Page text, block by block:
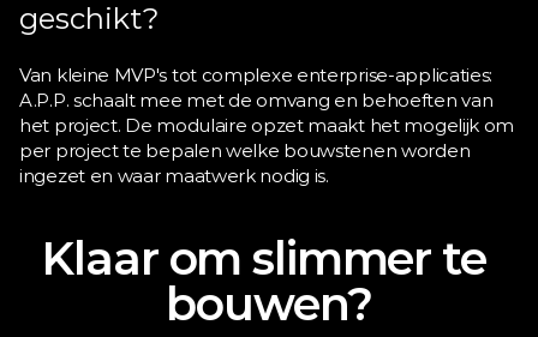
geschikt?
Van kleine MVP's tot complexe enterprise-applicaties:
A.P.P. schaalt mee met de omvang en behoeften van
het project. De modulaire opzet maakt het mogelijk om
per project te bepalen welke bouwstenen worden
ingezet en waar maatwerk nodig is.
Klaar om slimmer te
bouwen?